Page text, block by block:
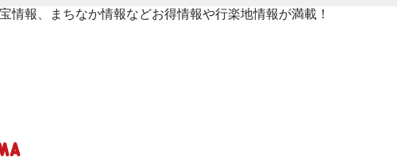
情報、まちなか情報などお得情報や行楽地情報が満載！